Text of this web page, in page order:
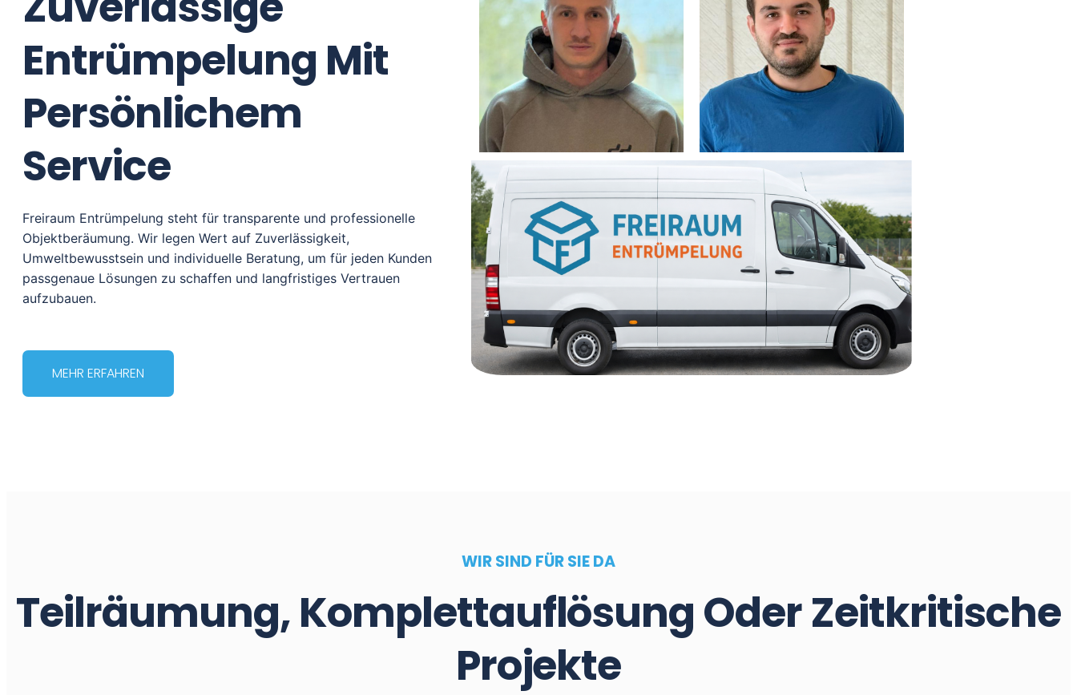
Entrümpelung Mit
Persönlichem
Service
Freiraum Entrümpelung steht für transparente und professionelle
Objektberäumung. Wir legen Wert auf Zuverlässigkeit,
Umweltbewusstsein und individuelle Beratung, um für jeden Kunden
passgenaue Lösungen zu schaffen und langfristiges Vertrauen
aufzubauen.
MEHR ERFAHREN
WIR SIND FÜR SIE DA
Teilräumung, Komplettauflösung Oder Zeitkritische
Projekte